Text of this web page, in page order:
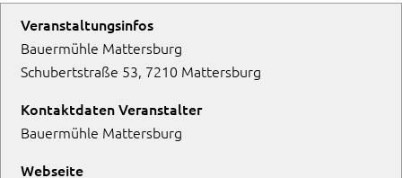
Veranstaltungsinfos
Bauermühle Mattersburg
Schubertstraße 53, 7210 Mattersburg
Kontaktdaten Veranstalter
Bauermühle Mattersburg
Webseite